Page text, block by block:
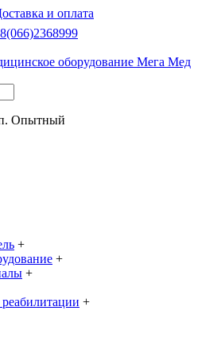
и оплата
п. Опытный
+
+
+
+